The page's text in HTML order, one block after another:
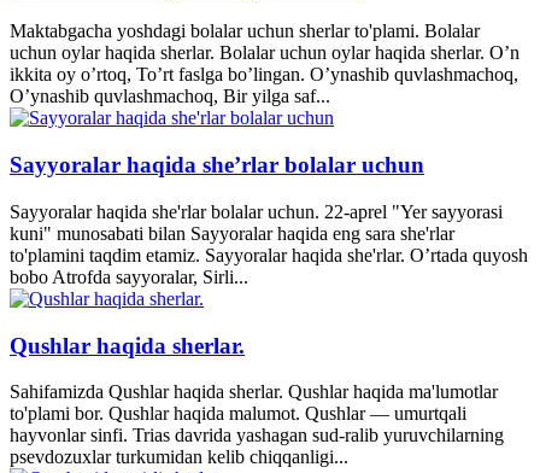
Maktabgacha yoshdagi bolalar uchun sherlar to'plami. Bolalar
uchun oylar haqida sherlar. Bolalar uchun oylar haqida sherlar. O’n
ikkita oy o’rtoq, To’rt faslga bo’lingan. O’ynashib quvlashmachoq,
O’ynashib quvlashmachoq, Bir yilga saf...
Sayyoralar haqida she’rlar bolalar uchun
Sayyoralar haqida she'rlar bolalar uchun. 22-aprel "Yer sayyorasi
kuni" munosabati bilan Sayyoralar haqida eng sara she'rlar
to'plamini taqdim etamiz. Sayyoralar haqida she'rlar. O’rtada quyosh
bobo Atrofda sayyoralar, Sirli...
Qushlar haqida sherlar.
Sahifamizda Qushlar haqida sherlar. Qushlar haqida ma'lumotlar
to'plami bor. Qushlar haqida malumot. Qushlar — umurtqali
hayvonlar sinfi. Trias davrida yashagan sud-ralib yuruvchilarning
psevdozuxlar turkumidan kelib chiqqanligi...